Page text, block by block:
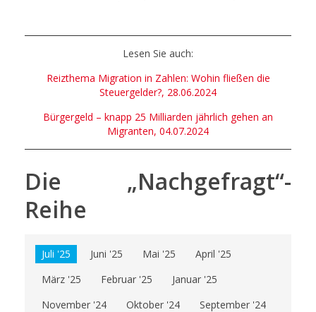
Lesen Sie auch:
Reizthema Migration in Zahlen: Wohin fließen die
Steuergelder?, 28.06.2024
Bürgergeld – knapp 25 Milliarden jährlich gehen an
Migranten, 04.07.2024
Die „Nachgefragt“-
Reihe
Juli '25 Juni '25 Mai '25
April '25
März '25
Februar '25
Januar '25
November '24
Oktober '24
September '24